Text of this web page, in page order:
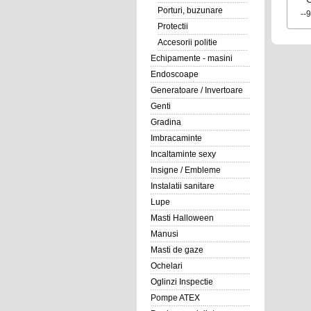
Porturi, buzunare
Protectii
Accesorii politie
Echipamente - masini
Endoscoape
Generatoare / Invertoare
Genti
Gradina
Imbracaminte
Incaltaminte sexy
Insigne / Embleme
Instalatii sanitare
Lupe
Masti Halloween
Manusi
Masti de gaze
Ochelari
Oglinzi Inspectie
Pompe ATEX
--